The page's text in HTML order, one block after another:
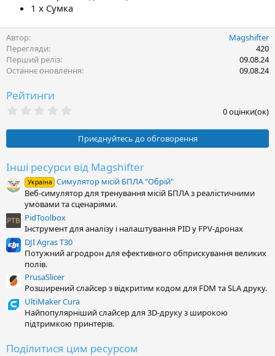
1 х Сумка
Автор
Magshifter
Перегляди
420
Перший реліз
09.08.24
Останнє оновлення
09.08.24
Рейтинги
0
з
р
к
а
(
и
)
0 оцінки(ок)
Приєднуйтесь до обговорення
Інші ресурси від Magshifter
Україна Симулятор місій БПЛА "Обрій"
Веб-симулятор для тренування місій БПЛА з реалістичними
умовами та сценаріями.
PidToolbox
Інструмент для аналізу і налаштування PID у FPV-дронах
DJI Agras T30
Потужний агродрон для ефективного обприскування великих
полів.
PrusaSlicer
Розширений слайсер з відкритим кодом для FDM та SLA друку.
UltiMaker Cura
Найпопулярніший слайсер для 3D-друку з широкою
підтримкою принтерів.
Поділитися цим ресурсом